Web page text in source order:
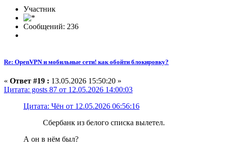
Участник
Сообщений: 236
Re: OpenVPN и мобильные сети! как обойти блокировку?
« Ответ #19 : 13.05.2026 15:50:20 »
Цитата: gosts 87 от 12.05.2026 14:00:03
Цитата: Чён от 12.05.2026 06:56:16
Сбербанк из белого списка вылетел.
А он в нём был?